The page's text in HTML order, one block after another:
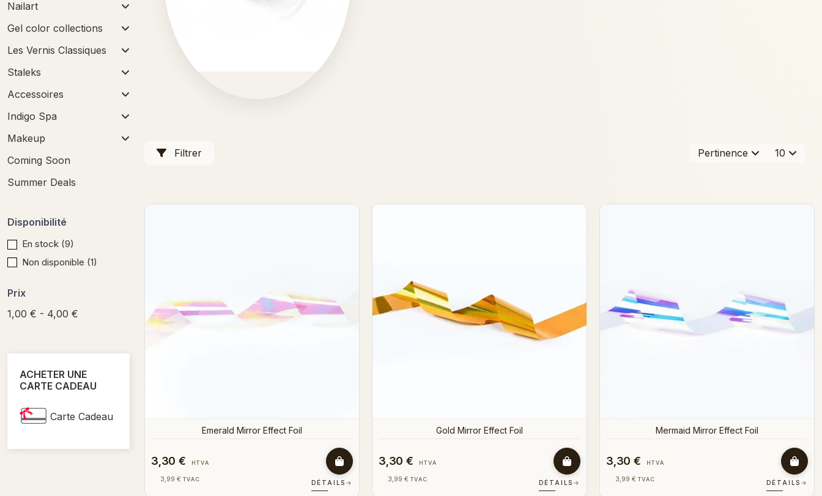
Filtrer Pertinence 10
Emerald Mirror Effect Foil
3,30 € HTVA
3,99 € TVAC DÉTAILS →
Gold Mirror Effect Foil
3,30 € HTVA
3,99 € TVAC DÉTAILS →
Mermaid Mirror Effect Foil
3,30 € HTVA
3,99 € TVAC DÉTAILS →
Nailart
Gel color collections
Les Vernis Classiques
Staleks
Accessoires
Indigo Spa
Makeup
Coming Soon
Summer Deals
Disponibilité
En stock (9)
Non disponible (1)
Prix
1,00 € - 4,00 €
ACHETER UNE
CARTE CADEAU
Carte Cadeau